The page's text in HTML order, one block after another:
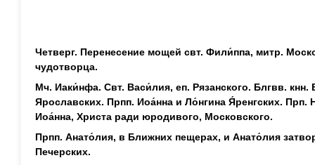
Четверг. Перенесение мощей свт. Фили́ппа, митр.
чудотворца.
Мч. Иаки́нфа. Свт. Васи́лия, еп. Рязанского. Блгвв. кнн.
Ярославских. Прпп. Иоа́нна и Ло́нгина Я́ренгских. Прп.
Иоа́нна, Христа ради юродивого, Московского.
Прпп. Анато́лия, в Ближних пещерах, и Анато́лия
Печерских.